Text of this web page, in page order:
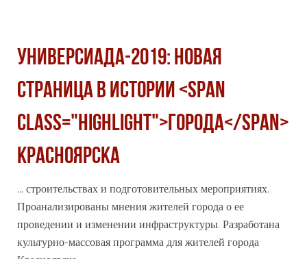
Универсиада-2019: новая
страница в истории <span
class="highlight">города</span>
Красноярска
... строительствах и подготовительных мероприятиях.
Проанализированы мнения жителей города о ее
проведении и изменении инфраструктуры. Разработана
культурно-массовая программа для жителей города